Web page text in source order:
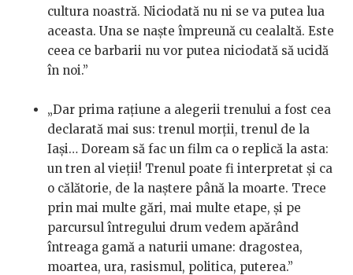
cultura noastră. Niciodată nu ni se va putea lua
aceasta. Una se naște împreună cu cealaltă. Este
ceea ce barbarii nu vor putea niciodată să ucidă
în noi.”
„Dar prima rațiune a alegerii trenului a fost cea
declarată mai sus: trenul morții, trenul de la
Iași… Doream să fac un film ca o replică la asta:
un tren al vieții! Trenul poate fi interpretat și ca
o călătorie, de la naștere până la moarte. Trece
prin mai multe gări, mai multe etape, și pe
parcursul întregului drum vedem apărând
întreaga gamă a naturii umane: dragostea,
moartea, ura, rasismul, politica, puterea.”